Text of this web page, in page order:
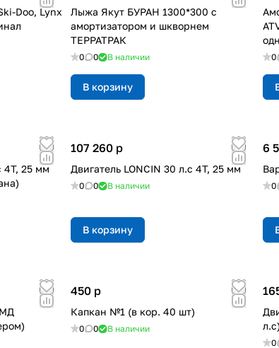
Doo, Lynx
Лыжа Якут БУРАН 1300*300 с
амортизатором и шкворнем
ТЕРРАТРАК
0 0 В наличии
В корзину
0
4Т, 25 мм
107 260 p
Двигатель LONCIN 30 л.с 4Т, 25 мм
0 0 В наличии
В корзину
6
0
450 p
Капкан №1 (в кор. 40 шт)
0 0 В наличии
0